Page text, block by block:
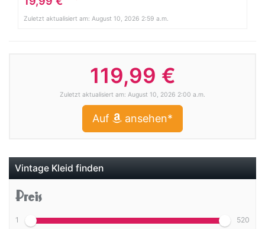
Zuletzt aktualisiert am: August 10, 2026 2:59 a.m.
119,99 €
Zuletzt aktualisiert am: August 10, 2026 2:00 a.m.
Auf ansehen*
Vintage Kleid finden
Preis
1 520